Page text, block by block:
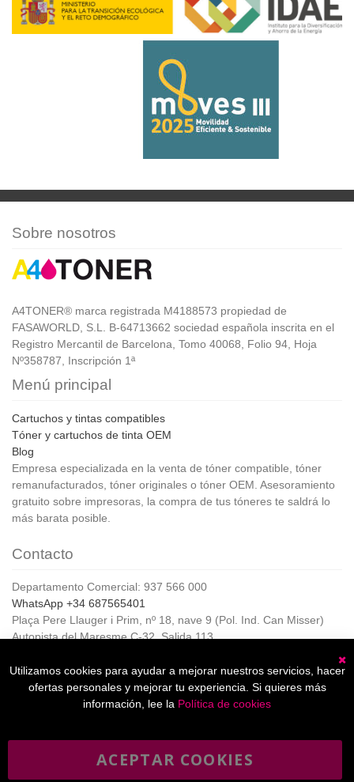
Sobre nosotros
A4TONER® marca registrada M4188573 propiedad de
FASAWORLD, S.L. B-64713662 sociedad española inscrita en el
Registro Mercantil de Barcelona, Tomo 40068, Folio 94, Hoja
Nº358787, Inscripción 1ª
Menú principal
Cartuchos y tintas compatibles
Tóner y cartuchos de tinta OEM
Blog
Empresa especializada en la venta de tóner compatible, tóner
remanufacturados, tóner originales o tóner OEM. Asesoramiento
gratuito sobre impresoras, la compra de tus tóneres te saldrá lo
más barata posible.
Contacto
Departamento Comercial: 937 566 000
WhatsApp +34 687565401
Plaça Pere Llauger i Prim, nº 18, nave 9 (Pol. Ind. Can Misser)
Autopista del Maresme C-32, Salida 113
Horario de Atención al cliente:
De lunes a jueves de 8:00 a 17:00,
Viernes de 8:00 a 15:00
Utilizamos cookies para ayudar a mejorar nuestros servicios, hacer
ofertas personales y mejorar tu experiencia. Si quieres más
información, lee la Política de cookies
ACEPTAR COOKIES